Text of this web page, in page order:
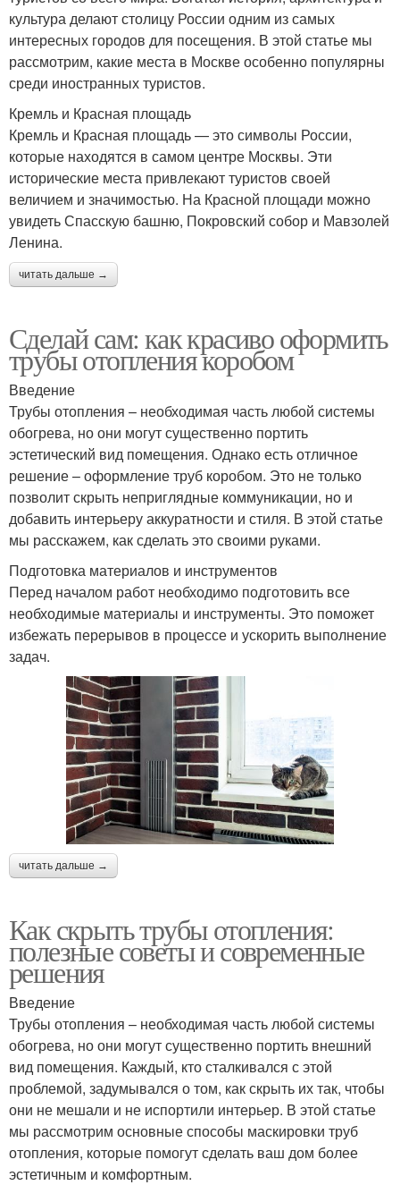
культура делают столицу России одним из самых
интересных городов для посещения. В этой статье мы
рассмотрим, какие места в Москве особенно популярны
среди иностранных туристов.
Кремль и Красная площадь
Кремль и Красная площадь — это символы России,
которые находятся в самом центре Москвы. Эти
исторические места привлекают туристов своей
величием и значимостью. На Красной площади можно
увидеть Спасскую башню, Покровский собор и Мавзолей
Ленина.
читать дальше →
Сделай сам: как красиво оформить
трубы отопления коробом
Введение
Трубы отопления – необходимая часть любой системы
обогрева, но они могут существенно портить
эстетический вид помещения. Однако есть отличное
решение – оформление труб коробом. Это не только
позволит скрыть неприглядные коммуникации, но и
добавить интерьеру аккуратности и стиля. В этой статье
мы расскажем, как сделать это своими руками.
Подготовка материалов и инструментов
Перед началом работ необходимо подготовить все
необходимые материалы и инструменты. Это поможет
избежать перерывов в процессе и ускорить выполнение
задач.
читать дальше →
Как скрыть трубы отопления:
полезные советы и современные
решения
Введение
Трубы отопления – необходимая часть любой системы
обогрева, но они могут существенно портить внешний
вид помещения. Каждый, кто сталкивался с этой
проблемой, задумывался о том, как скрыть их так, чтобы
они не мешали и не испортили интерьер. В этой статье
мы рассмотрим основные способы маскировки труб
отопления, которые помогут сделать ваш дом более
эстетичным и комфортным.